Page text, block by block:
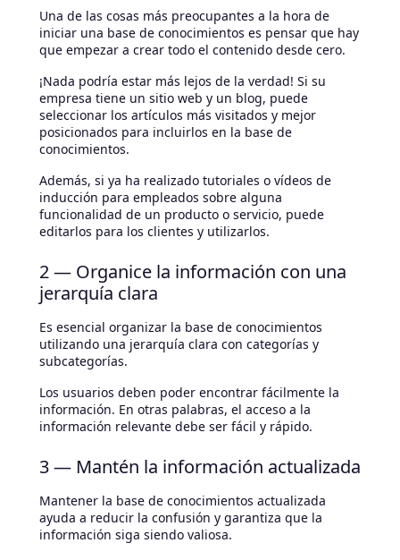
Una de las cosas más preocupantes a la hora de
iniciar una base de conocimientos es pensar que hay
que empezar a crear todo el contenido desde cero.
¡Nada podría estar más lejos de la verdad! Si su
empresa tiene un sitio web y un blog, puede
seleccionar los artículos más visitados y mejor
posicionados para incluirlos en la base de
conocimientos.
Además, si ya ha realizado tutoriales o vídeos de
inducción para empleados sobre alguna
funcionalidad de un producto o servicio, puede
editarlos para los clientes y utilizarlos.
2 — Organice la información con una
jerarquía clara
Es esencial organizar la base de conocimientos
utilizando una jerarquía clara con categorías y
subcategorías.
Los usuarios deben poder encontrar fácilmente la
información. En otras palabras, el acceso a la
información relevante debe ser fácil y rápido.
3 — Mantén la información actualizada
Mantener la base de conocimientos actualizada
ayuda a reducir la confusión y garantiza que la
información siga siendo valiosa.